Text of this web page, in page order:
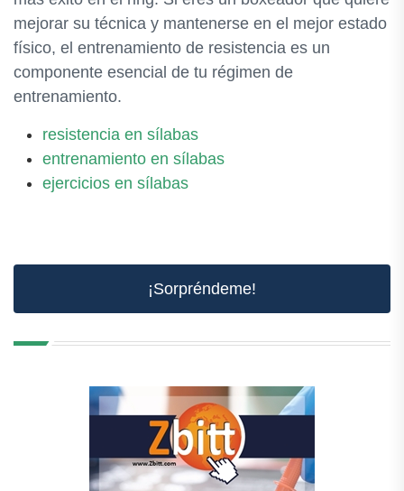
mejorar su técnica y mantenerse en el mejor estado
físico, el entrenamiento de resistencia es un
componente esencial de tu régimen de
entrenamiento.
resistencia en sílabas
entrenamiento en sílabas
ejercicios en sílabas
¡Sorpréndeme!